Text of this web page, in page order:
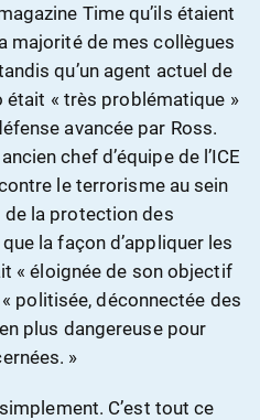
Time qu’ils étaient
majorité de mes collègues
qu’un agent actuel de
était « très problématique »
avancée par Ross.
chef d’équipe de l’ICE
le terrorisme au sein
de la protection des
la façon d’appliquer les
« éloignée de son objectif
politisée, déconnectée des
plus dangereuse pour
»
C’est tout ce